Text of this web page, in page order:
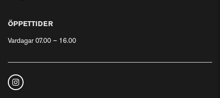
ÖPPETTIDER
Vardagar 07.00 – 16.00